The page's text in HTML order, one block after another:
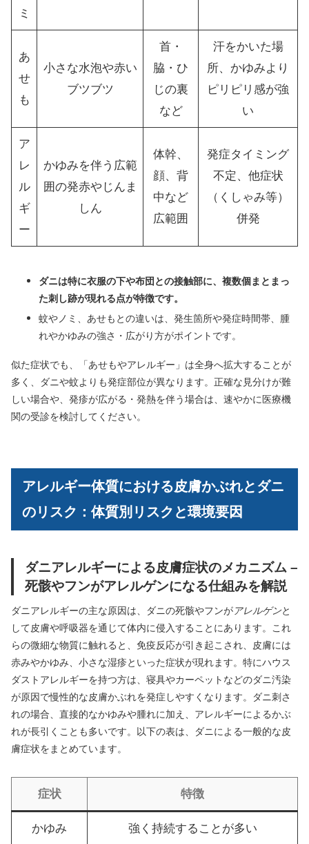
ミ
あ
せ
も
小さな水泡や赤い
ブツブツ
首・
脇・ひ
じの裏
など
汗をかいた場
所、かゆみより
ピリピリ感が強
い
ア
レ
ル
ギ
ー
かゆみを伴う広範
囲の発赤やじんま
しん
体幹、
顔、背
中など
広範囲
発症タイミング
不定、他症状
（くしゃみ等）
併発
ダニは特に衣服の下や布団との接触部に、複数個まとまっ
た刺し跡が現れる点が特徴です。
蚊やノミ、あせもとの違いは、発生箇所や発症時間帯、腫
れやかゆみの強さ・広がり方がポイントです。
似た症状でも、「あせもやアレルギー」は全身へ拡大することが
多く、ダニや蚊よりも発症部位が異なります。正確な見分けが難
しい場合や、発疹が広がる・発熱を伴う場合は、速やかに医療機
関の受診を検討してください。
アレルギー体質における皮膚かぶれとダニ
のリスク：体質別リスクと環境要因
ダニアレルギーによる皮膚症状のメカニズム –
死骸やフンがアレルゲンになる仕組みを解説
ダニアレルギーの主な原因は、ダニの死骸やフンがアレルゲンと
して皮膚や呼吸器を通じて体内に侵入することにあります。これ
らの微細な物質に触れると、免疫反応が引き起こされ、皮膚には
赤みやかゆみ、小さな湿疹といった症状が現れます。特にハウス
ダストアレルギーを持つ方は、寝具やカーペットなどのダニ汚染
が原因で慢性的な皮膚かぶれを発症しやすくなります。ダニ刺さ
れの場合、直接的なかゆみや腫れに加え、アレルギーによるかぶ
れが長引くことも多いです。以下の表は、ダニによる一般的な皮
膚症状をまとめています。
症状 特徴
かゆみ 強く持続することが多い